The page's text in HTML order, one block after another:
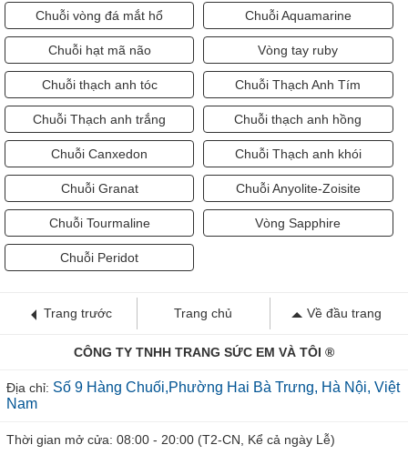
Chuỗi vòng đá mắt hổ Chuỗi Aquamarine
Chuỗi hạt mã não Vòng tay ruby
Chuỗi thạch anh tóc Chuỗi Thạch Anh Tím
Chuỗi Thạch anh trắng Chuỗi thạch anh hồng
Chuỗi Canxedon Chuỗi Thạch anh khói
Chuỗi Granat Chuỗi Anyolite-Zoisite
Chuỗi Tourmaline Vòng Sapphire
Chuỗi Peridot
Trang trước Trang chủ Về đầu trang
CÔNG TY TNHH TRANG SỨC EM VÀ TÔI ®
Địa chỉ: Số 9 Hàng Chuối,Phường Hai Bà Trưng, Hà Nội, Việt
Nam
Thời gian mở cửa: 08:00 - 20:00 (T2-CN, Kể cả ngày Lễ)